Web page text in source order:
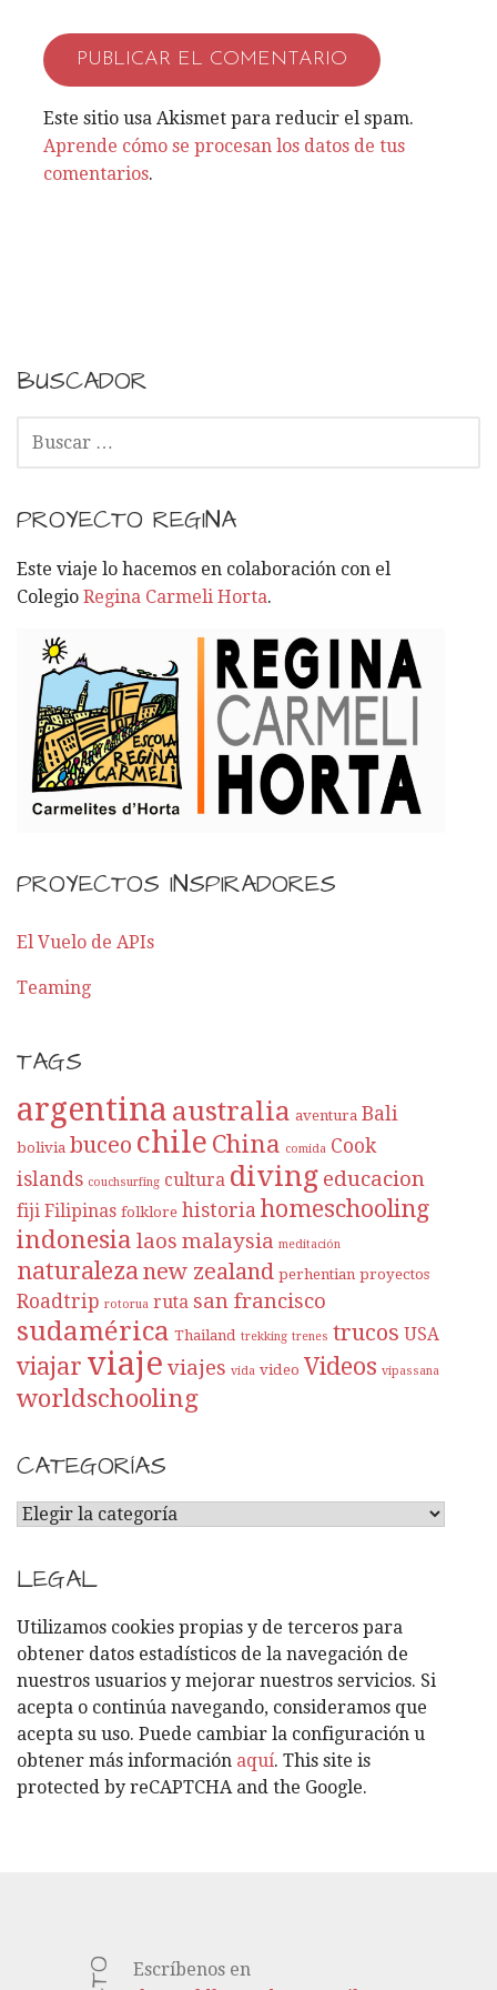
Este sitio usa Akismet para reducir el spam.
Aprende cómo se procesan los datos de tus
comentarios.
BUSCADOR
C
R
:
PROYECTO REGINA
Este viaje lo hacemos en colaboración con el
Colegio Regina Carmeli Horta.
PROYECTOS INSPIRADORES
El Vuelo de APIs
Teaming
TAGS
argentina australia aventura Bali
bolivia buceo chile China comida Cook
islands couchsurfing cultura diving educacion
fiji Filipinas folklore historia homeschooling
indonesia laos malaysia meditación
naturaleza new zealand perhentian proyectos
Roadtrip rotorua ruta san francisco
sudamérica Thailand trekking trenes trucos USA
viajar viaje viajes vida video Videos vipassana
worldschooling
CATEGORÍAS
C
T
E
G
O
R
Í
A
S
LEGAL
Utilizamos cookies propias y de terceros para
obtener datos estadísticos de la navegación de
nuestros usuarios y mejorar nuestros servicios. Si
acepta o continúa navegando, consideramos que
acepta su uso. Puede cambiar la configuración u
obtener más información aquí. This site is
protected by reCAPTCHA and the Google.
Escríbenos en